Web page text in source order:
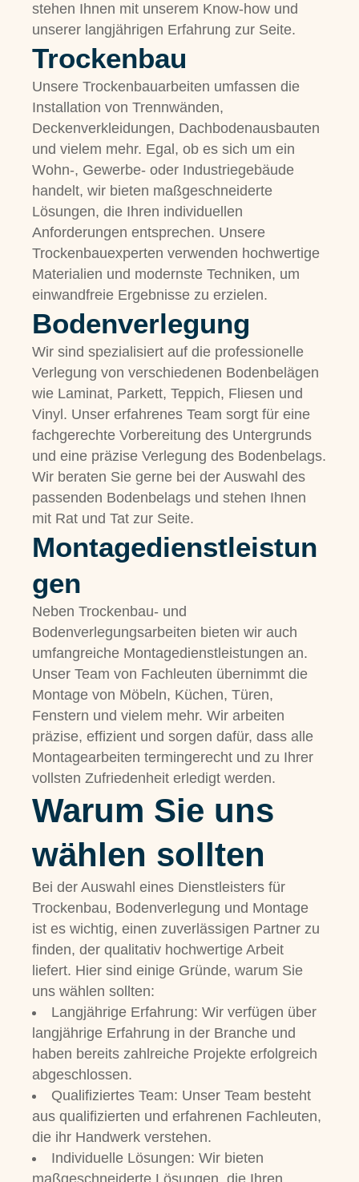
stehen Ihnen mit unserem Know-how und
unserer langjährigen Erfahrung zur Seite.
Trockenbau
Unsere Trockenbauarbeiten umfassen die
Installation von Trennwänden,
Deckenverkleidungen, Dachbodenausbauten
und vielem mehr. Egal, ob es sich um ein
Wohn-, Gewerbe- oder Industriegebäude
handelt, wir bieten maßgeschneiderte
Lösungen, die Ihren individuellen
Anforderungen entsprechen. Unsere
Trockenbauexperten verwenden hochwertige
Materialien und modernste Techniken, um
einwandfreie Ergebnisse zu erzielen.
Bodenverlegung
Wir sind spezialisiert auf die professionelle
Verlegung von verschiedenen Bodenbelägen
wie Laminat, Parkett, Teppich, Fliesen und
Vinyl. Unser erfahrenes Team sorgt für eine
fachgerechte Vorbereitung des Untergrunds
und eine präzise Verlegung des Bodenbelags.
Wir beraten Sie gerne bei der Auswahl des
passenden Bodenbelags und stehen Ihnen
mit Rat und Tat zur Seite.
Montagedienstleistun
gen
Neben Trockenbau- und
Bodenverlegungsarbeiten bieten wir auch
umfangreiche Montagedienstleistungen an.
Unser Team von Fachleuten übernimmt die
Montage von Möbeln, Küchen, Türen,
Fenstern und vielem mehr. Wir arbeiten
präzise, effizient und sorgen dafür, dass alle
Montagearbeiten termingerecht und zu Ihrer
vollsten Zufriedenheit erledigt werden.
Warum Sie uns
wählen sollten
Bei der Auswahl eines Dienstleisters für
Trockenbau, Bodenverlegung und Montage
ist es wichtig, einen zuverlässigen Partner zu
finden, der qualitativ hochwertige Arbeit
liefert. Hier sind einige Gründe, warum Sie
uns wählen sollten:
Langjährige Erfahrung: Wir verfügen über
langjährige Erfahrung in der Branche und
haben bereits zahlreiche Projekte erfolgreich
abgeschlossen.
Qualifiziertes Team: Unser Team besteht
aus qualifizierten und erfahrenen Fachleuten,
die ihr Handwerk verstehen.
Individuelle Lösungen: Wir bieten
maßgeschneiderte Lösungen, die Ihren